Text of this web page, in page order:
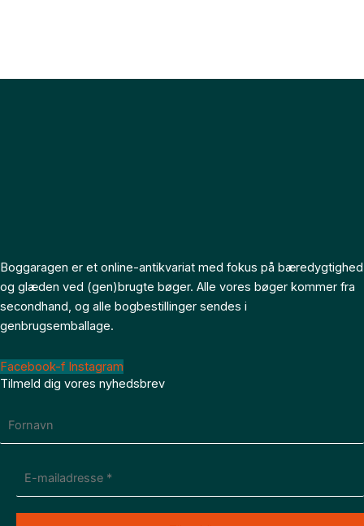
Boggaragen er et online-antikvariat med fokus på bæredygtighed
og glæden ved (gen)brugte bøger. Alle vores bøger kommer fra
secondhand, og alle bogbestillinger sendes i
genbrugsemballage.
Facebook-f Instagram
Tilmeld dig vores nyhedsbrev